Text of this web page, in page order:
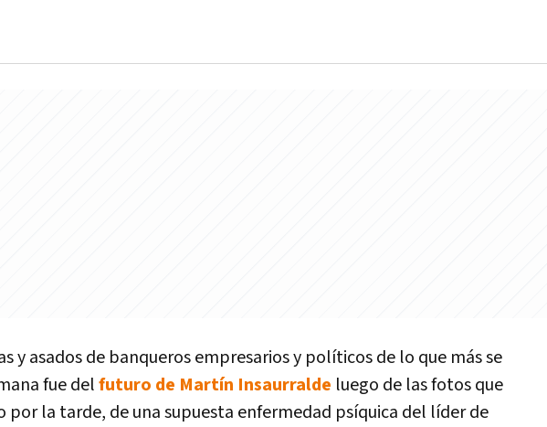
y asados de banqueros empresarios y políticos de lo que más se
fue delfuturo de Martín Insaurralde luego de las fotos que
por la tarde, de una supuesta enfermedad psíquica del líder de